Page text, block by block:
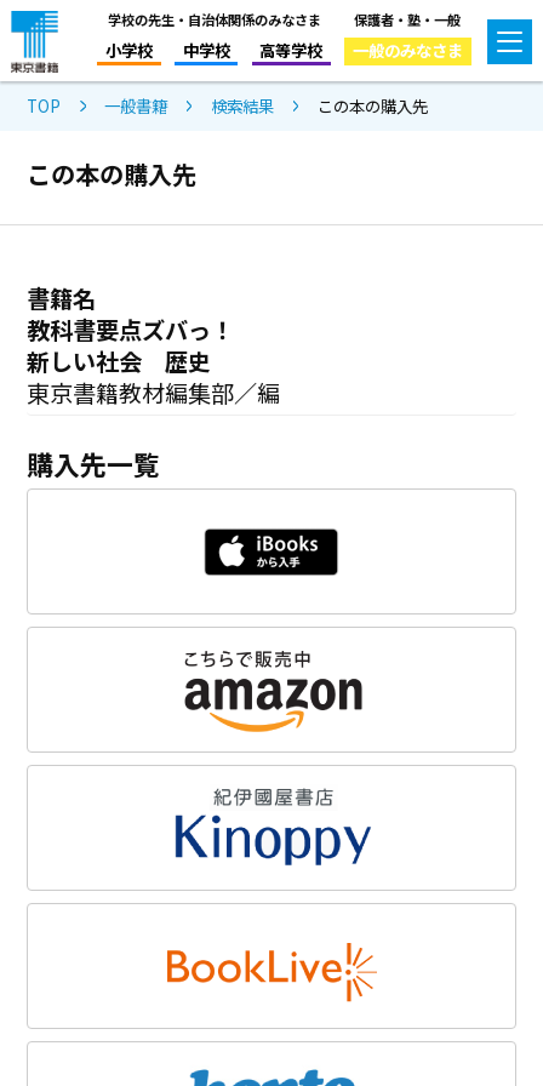
学校の先生・自治体関係のみなさま
小学校 中学校 高等学校
保護者・塾・一般
一般のみなさま
TOP 一般書籍 検索結果 この本の購入先
この本の購入先
書籍名
教科書要点ズバっ！
新しい社会 歴史
東京書籍教材編集部／編
購入先一覧